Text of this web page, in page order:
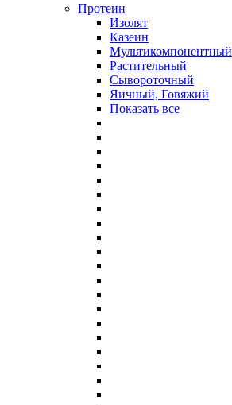
Протеин
Изолят
Казеин
Мультикомпонентный
Растительный
Сывороточный
Яичный, Говяжий
Показать все